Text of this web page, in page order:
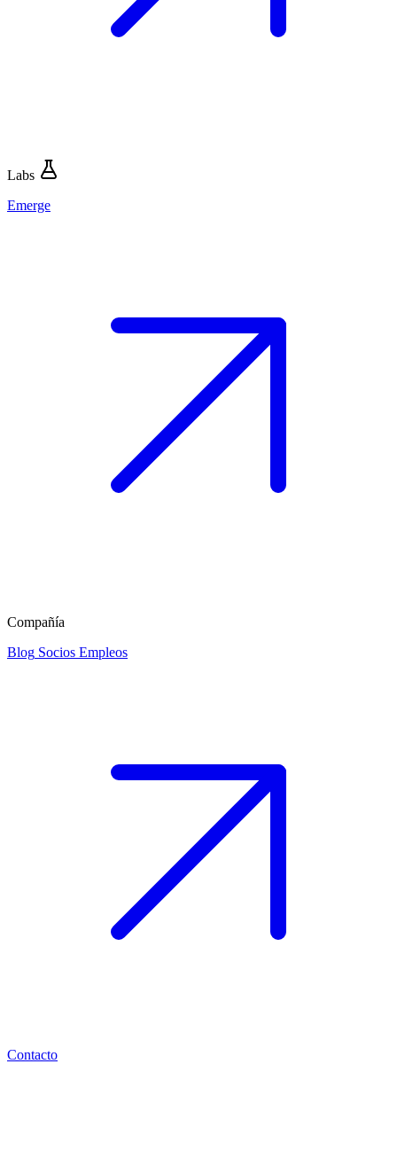
Labs
Emerge
Compañía
Blog Socios Empleos
Contacto